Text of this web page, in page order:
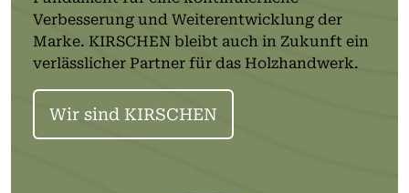
Verbesserung und Weiterentwicklung der
Marke. KIRSCHEN bleibt auch in Zukunft ein
verlässlicher Partner für das Holzhandwerk.
Wir sind KIRSCHEN